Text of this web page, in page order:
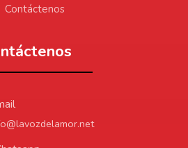
Contáctenos